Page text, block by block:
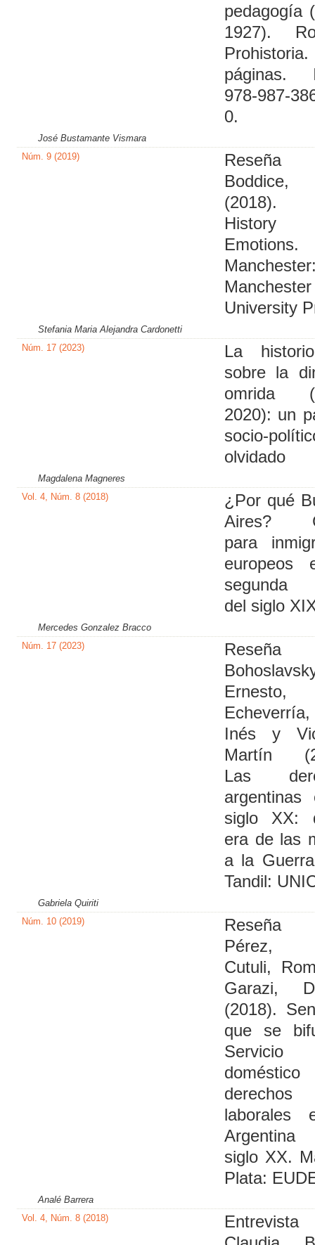
pedagogía
1927).
páginas.
978-987-
0.
José Bustamante Vismara
Núm. 9 (2019)
(2018).
Emotions.
Manchester
University
Stefania Maria Alejandra Cardonetti
Núm. 17 (2023)
La
sobre la
omrida
2020): un
socio-
olvidado
Magdalena Magneres
Vol. 4, Núm. 8 (2018)
¿Por qué
Aires?
para
europeos
segunda
del siglo
Mercedes Gonzalez Bracco
Núm. 17 (2023)
Ernesto,
Inés y
Martín
Las
siglo XX:
era de las
a la
Tandil:
Gabriela Quiriti
Núm. 10 (2019)
Pérez,
Cutuli,
Garazi,
(2018).
que se
Servicio
derechos
laborales
siglo XX.
Plata:
Analé Barrera
Vol. 4, Núm. 8 (2018)